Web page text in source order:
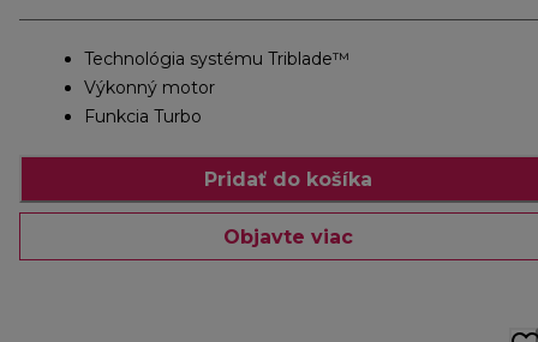
Technológia systému Triblade™
Výkonný motor
Funkcia Turbo
Pridať do košíka
Objavte viac